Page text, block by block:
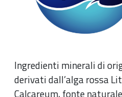
Ingredienti minerali di
derivati dall’alga rossa
Calcareum, fonte